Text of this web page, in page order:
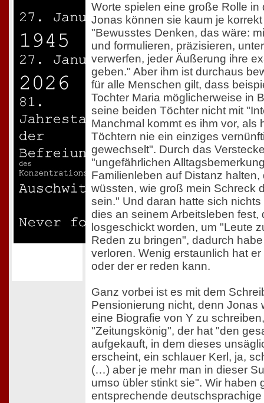
Worte spielen eine große Rolle in
Jonas können sie kaum je
"Bewusstes Denken, das wäre:
und formulieren, präzisieren,
verwerfen, jeder Äußerung ihre
geben." Aber ihm ist durchaus
für alle Menschen gilt, dass
Tochter Maria möglicherweise in
seine beiden Töchter nicht mit
Manchmal kommt es ihm vor, als
Töchtern nie ein einziges
gewechselt". Durch das
"ungefährlichen
Familienleben auf Distanz
wüssten, wie groß mein Schreck
sein." Und daran hatte sich
dies an seinem Arbeitsleben fest,
losgeschickt worden, um "Leute
Reden zu bringen", dadurch
verloren. Wenig erstaunlich hat
oder der er reden kann.
Ganz vorbei ist es mit dem
Pensionierung nicht, denn Jonas
eine Biografie von Y zu
"Zeitungskönig", der hat "den
aufgekauft, in dem dieses
erscheint, ein schlauer Kerl, ja,
(…) aber je mehr man in dieser
umso übler stinkt sie". Wir haben
entsprechende